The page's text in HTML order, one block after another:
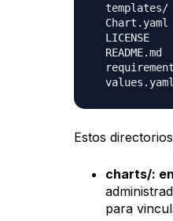
  templates/
  Chart.yaml
  LICENSE
  README.md
Estos
charts/:
para